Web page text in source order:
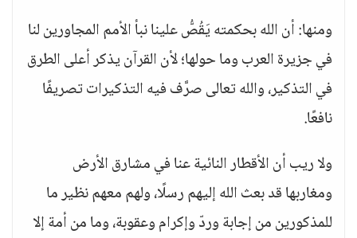
ومنها: أن الله بحكمته يَقُصُّ علينا نبأ الأمم المجاورين لنا
في جزيرة العرب وما حولها؛ لأن القرآن يذكر أعلى الطرق
في التذكير، والله تعالى صرَّف فيه التذكيرات تصريفًا
نافعًا.
ولا ريب أن الأقطار النائية عنا في مشارق الأرض
ومغاربها قد بعث الله إليهم رسلًا، ولهم معهم نظير ما
للمذكورين من إجابة وردّ وإكرام وعقوبة، وما من أمة إلا